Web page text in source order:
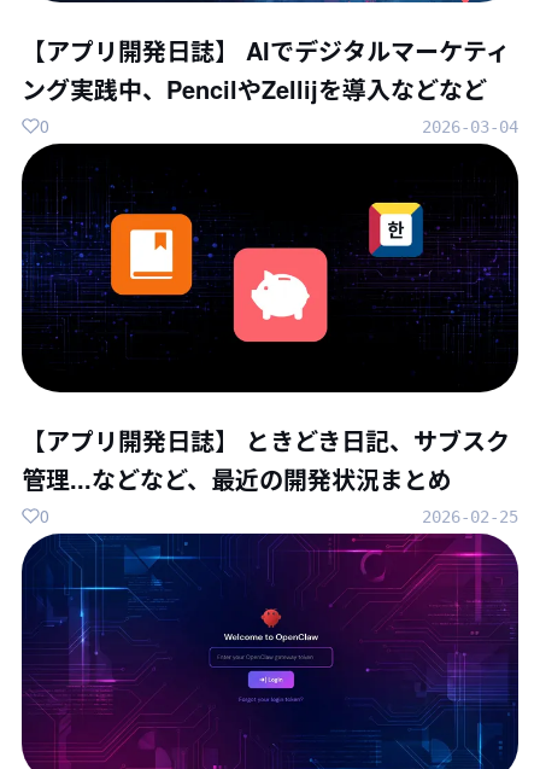
【アプリ開発日誌】 AIでデジタルマーケティ
ング実践中、PencilやZellijを導入などなど
2026-03-04
0
【アプリ開発日誌】 ときどき日記、サブスク
管理...などなど、最近の開発状況まとめ
2026-02-25
0